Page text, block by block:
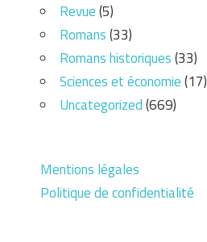
Revue(5)
Romans(33)
Romans historiques(33)
Sciences et économie(17)
Uncategorized(669)
Mentions légales
Politique de confidentialité